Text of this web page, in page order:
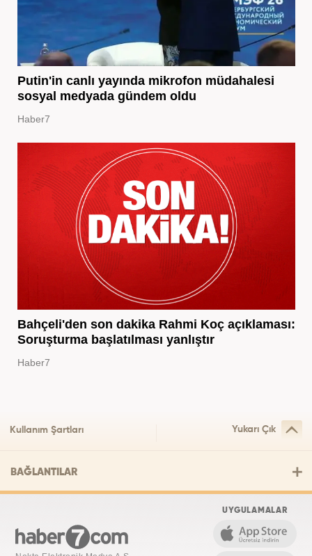
Putin'in canlı yayında mikrofon müdahalesi
sosyal medyada gündem oldu
Haber7
Bahçeli'den son dakika Rahmi Koç açıklaması:
Soruşturma başlatılması yanlıştır
Haber7
Kullanım Şartları Yukarı Çık
BAĞLANTILAR
UYGULAMALAR